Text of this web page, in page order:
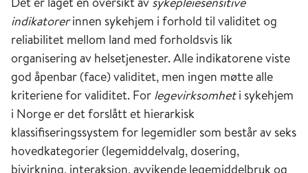
indikatorerinnen sykehjem i forhold til validitet og
reliabilitet mellom land med forholdsvis lik
organisering av helsetjenester. Alle indikatorene viste
god åpenbar (face) validitet, men ingen møtte alle
kriteriene for validitet. For legevirksomheti sykehjem
i Norge er det forslått et hierarkisk
klassifiseringssystem for legemidler som består av seks
hovedkategorier (legemiddelvalg, dosering,
bivirkning, interaksjon, avvikende legemiddelbruk og